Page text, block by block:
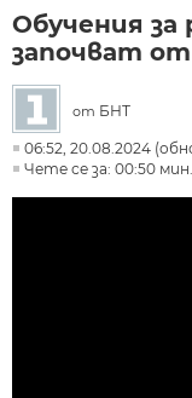
Обучения за
започват
от БНТ
06:52, 20.08.2024
Чете се за: 00:50 мин.